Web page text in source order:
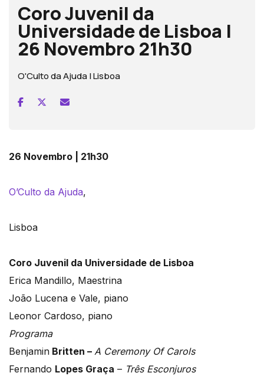
Coro Juvenil da
Universidade de Lisboa |
26 Novembro 21h30
O'Culto da Ajuda | Lisboa
26 Novembro | 21h30
O’Culto da Ajuda,
Lisboa
Coro Juvenil da Universidade de Lisboa
Erica Mandillo, Maestrina
João Lucena e Vale, piano
Leonor Cardoso, piano
Programa
Benjamin Britten – A Ceremony Of Carols
Fernando Lopes Graça – Três Esconjuros